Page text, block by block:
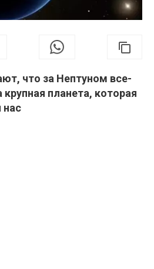
что за Нептуном все-
планета, которая
нас